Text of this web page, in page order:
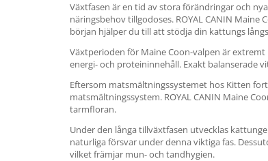
Växtfasen är en tid av stora förändringar och
näringsbehov tillgodoses. ROYAL CANIN
början hjälper du till att stödja din kattungs
Växtperioden för Maine Coon-valpen är extremt
energi- och proteininnehåll. Exakt balanserade
Eftersom matsmältningssystemet hos Kitten
matsmältningssystem. ROYAL CANIN Maine
tarmfloran.
Under den långa tillväxtfasen utvecklas
naturliga försvar under denna viktiga fas.
vilket främjar mun- och tandhygien.